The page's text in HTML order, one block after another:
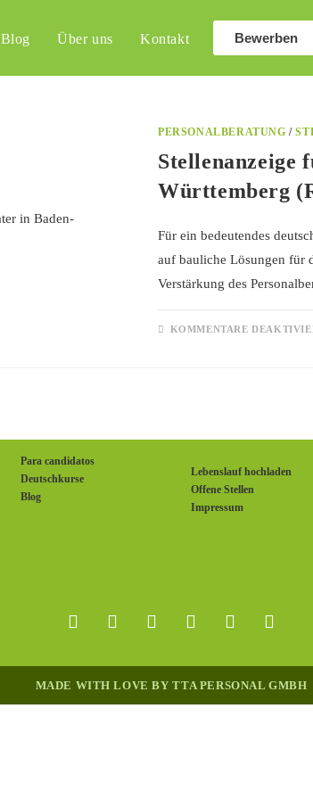
Blog Über uns Kontakt Bewerben
PERSONALBERATUNG /
Stellenanzeige
Württemberg
Für ein bedeutendes
auf bauliche Lösungen für
Verstärkung des
KOMMENTARE
Para candidatos
Deutschkurse
Blog
Lebenslauf hochladen
Offene Stellen
Impressum
MADE WITH LOVE BY TTA PERSONAL GMBH